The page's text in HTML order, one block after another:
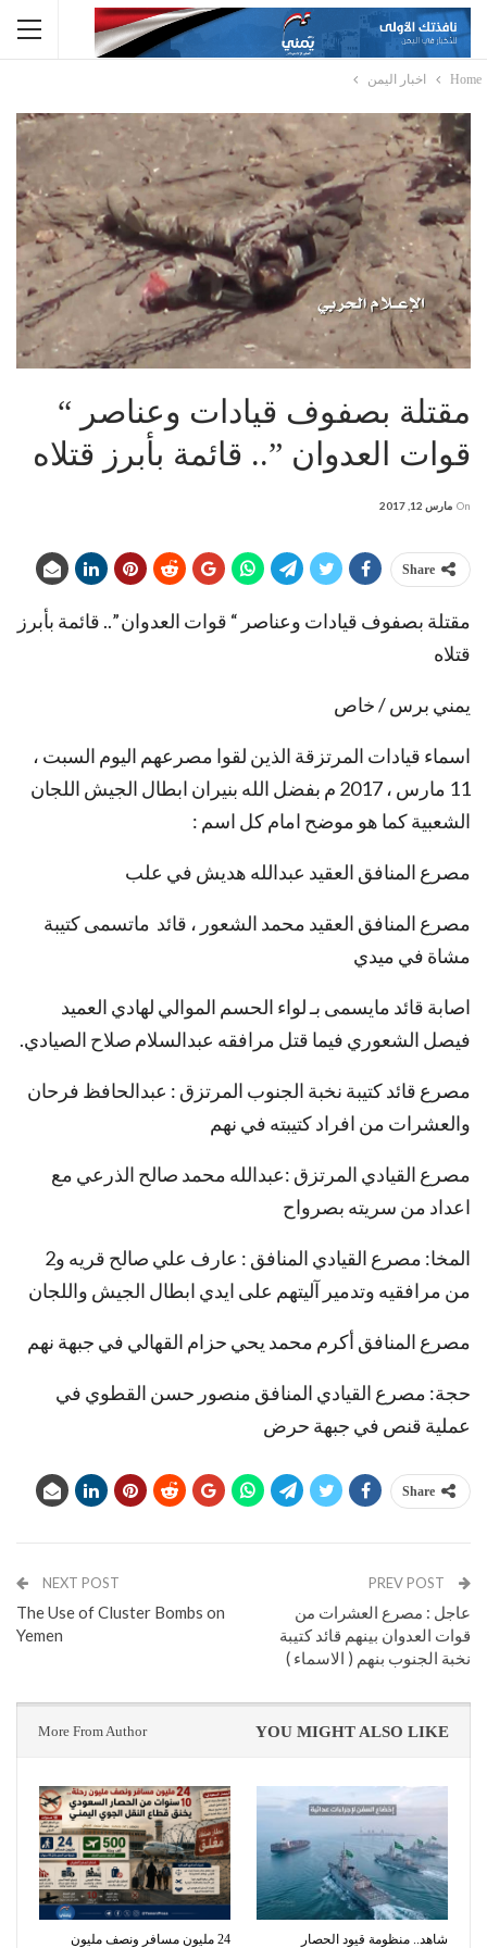
Home اخبار اليمن
مقتلة بصفوف قيادات وعناصر “
قوات العدوان ”.. قائمة بأبرز قتلاه
On مارس 12, 2017
Share
مقتلة بصفوف قيادات وعناصر “ قوات العدوان ”.. قائمة بأبرز
قتلاه
يمني برس / خاص
اسماء قيادات المرتزقة الذين لقوا مصرعهم اليوم السبت ،
11 مارس ، 2017 م بفضل الله بنيران ابطال الجيش اللجان
الشعبية كما هو موضح امام كل اسم :
مصرع المنافق العقيد عبدالله هديش في علب
مصرع المنافق العقيد محمد الشعور ، قائد ماتسمى كتيبة
مشاة في ميدي
اصابة قائد مايسمى بـ لواء الحسم الموالي لهادي العميد
فيصل الشعوري فيما قتل مرافقه عبدالسلام صلاح الصيادي.
مصرع قائد كتيبة نخبة الجنوب المرتزق : عبدالحافظ فرحان
والعشرات من افراد كتيبته في نهم
مصرع القيادي المرتزق :عبدالله محمد صالح الذرعي مع
اعداد من سريته بصرواح
المخا: مصرع القيادي المنافق : عارف علي صالح قريه و2
من مرافقيه وتدمير آليتهم على ايدي ابطال الجيش واللجان
مصرع المنافق أكرم محمد يحي حزام القهالي في جبهة نهم
حجة: مصرع القيادي المنافق منصور حسن القطوي في
عملية قنص في جبهة حرض
Share
عاجل : مصرع العشرات من
قوات العدوان بينهم قائد كتيبة
نخبة الجنوب بنهم ( الاسماء )
NEXT POST
The Use of Cluster Bombs on
Yemen
YOU MIGHT ALSO LIKE
More From Author
شاهد.. منظومة قيود الحصار 24 مليون مسافر ونصف مليون